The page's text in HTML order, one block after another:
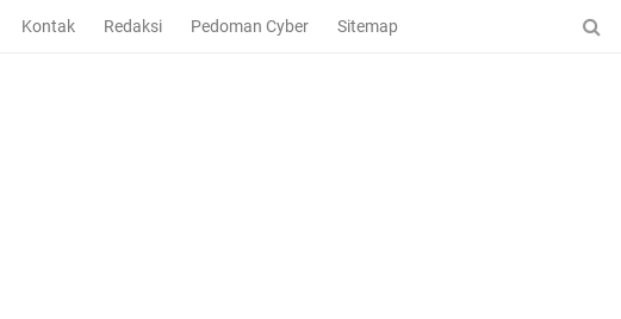
Kontak Redaksi Pedoman Cyber Sitemap